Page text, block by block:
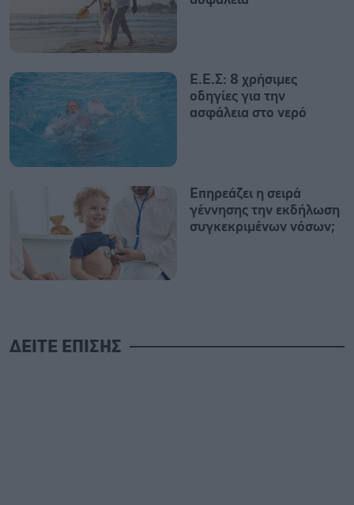
Ε.E.Σ: 8 χρήσιμες
οδηγίες για την
ασφάλεια στο νερό
Επηρεάζει η σειρά
γέννησης την εκδήλωση
συγκεκριμένων νόσων;
ΔΕΙΤΕ ΕΠΙΣΗΣ